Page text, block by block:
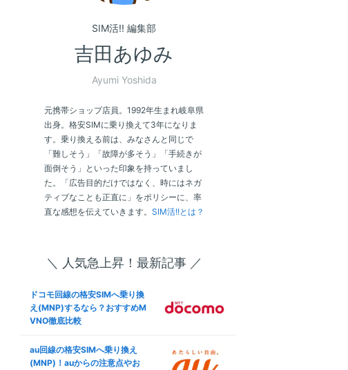
SIM活!! 編集部
吉田あゆみ
Ayumi Yoshida
元携帯ショップ店員。1992年生まれ岐阜県
出身。格安SIMに乗り換えて3年になりま
す。乗り換える前は、みなさんと同じで
「難しそう」「故障が多そう」「手続きが
面倒そう」といった印象を持っていまし
た。「広告目的だけではなく、時にはネガ
ティブなことも正直に」をポリシーに、率
直な感想を伝えていきます。 SIM活!!とは？
＼ 人気急上昇！最新記事 ／
ドコモ回線の格安SIMへ乗り換
え(MNP)するなら？おすすめM
VNO徹底比較
au回線の格安SIMへ乗り換え
(MNP)！auからの注意点やお